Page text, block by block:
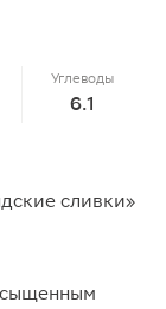
Углеводы
6.1
сливки»